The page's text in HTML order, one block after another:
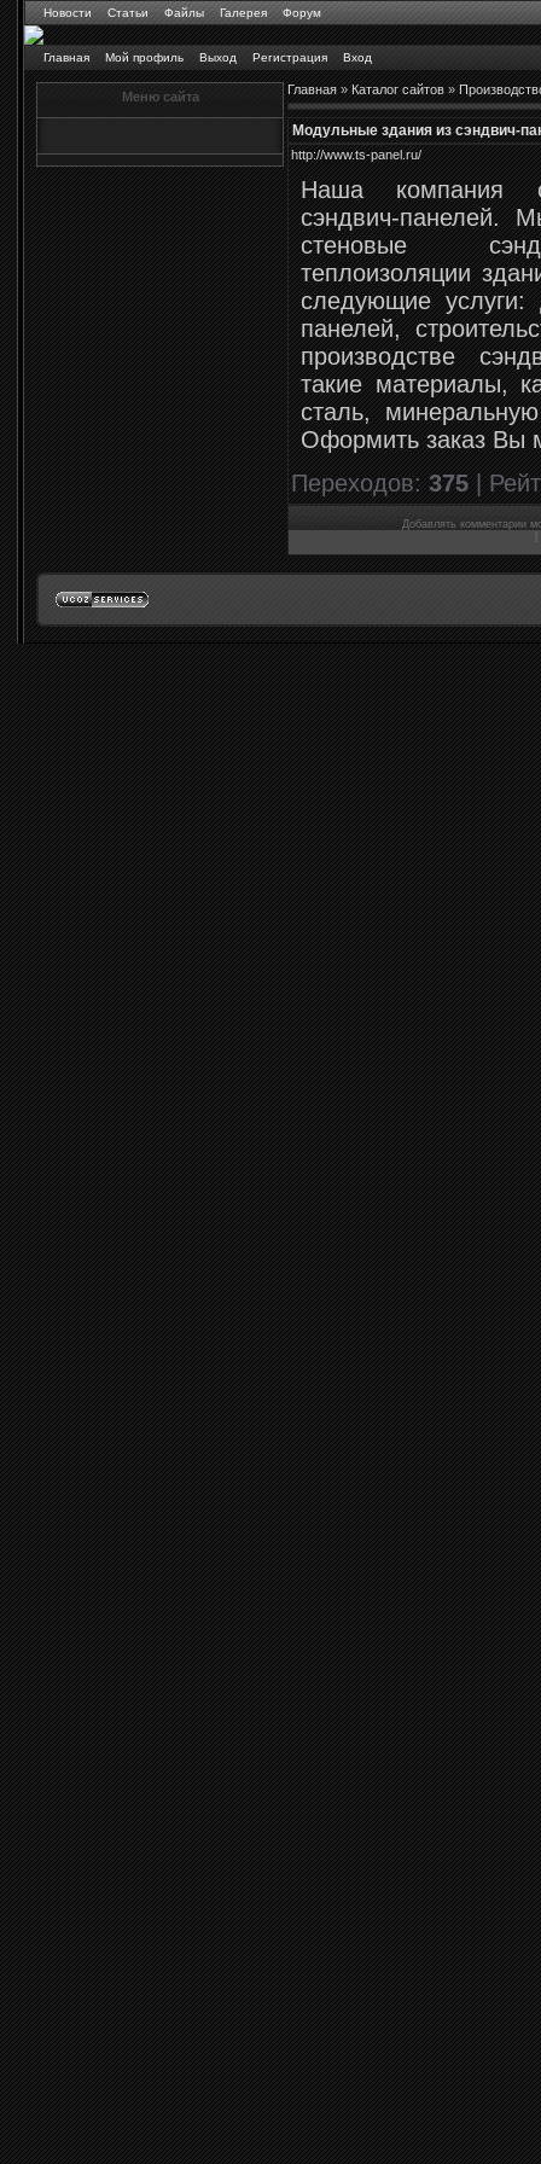
Новости Статьи Файлы Галерея Форум
Главная Мой профиль Выход Регистрация Вход
Меню сайта Главная»Каталог сайтов»
Модульные здания из сэндвич-
http://www.ts-panel.ru/
Наша компания
сэндвич-панелей.
стеновые
теплоизоляции
следующие услуги:
панелей,
производстве
такие материалы,
сталь,
Оформить заказ Вы
Переходов:375|
Добавлять комментарии